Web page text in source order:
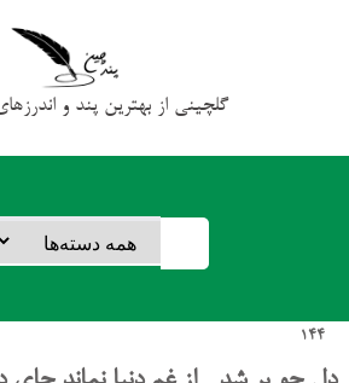
گلچینی از بهترین پند و
144